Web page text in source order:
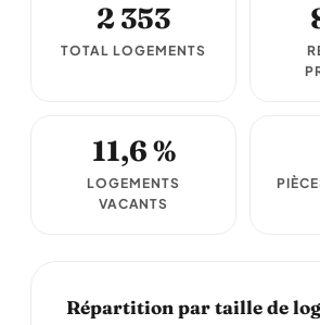
2 353
TOTAL LOGEMENTS
11,6 %
LOGEMENTS
VACANTS
Répartition par taille de